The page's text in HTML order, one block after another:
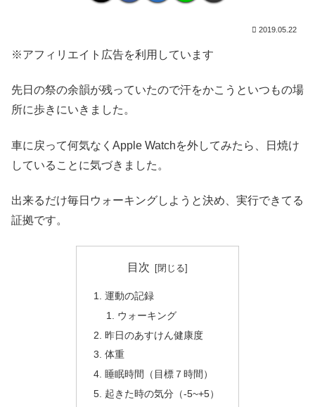
2019.05.22
※アフィリエイト広告を利用しています
先日の祭の余韻が残っていたので汗をかこうといつもの場
所に歩きにいきました。
車に戻って何気なくApple Watchを外してみたら、日焼け
していることに気づきました。
出来るだけ毎日ウォーキングしようと決め、実行できてる
証拠です。
目次
運動の記録
ウォーキング
昨日のあすけん健康度
体重
睡眠時間（目標７時間）
起きた時の気分（-5~+5）